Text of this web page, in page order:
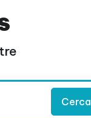
Cerca